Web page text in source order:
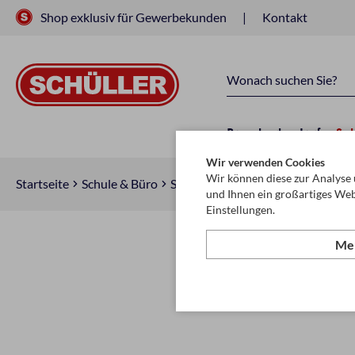
Shop exklusiv für Gewerbekunden Kontakt
Raucherbedarf
Startseite Schule & Büro Schreiben, Zeichnen & Korrigieren
Wir verwenden Cookies
Wir können diese zur
und Ihnen ein großartiges
Einstellungen.